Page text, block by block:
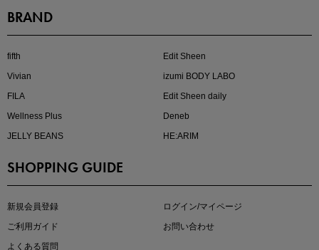
大人の着映えアイテム5選
BRAND
fifth
Edit Sheen
Vivian
izumi BODY LABO
FILA
Edit Sheen daily
Wellness Plus
Deneb
JELLY BEANS
HE:ARIM
SHOPPING GUIDE
新規会員登録
ログイン/マイページ
ご利用ガイド
お問い合わせ
よくある質問